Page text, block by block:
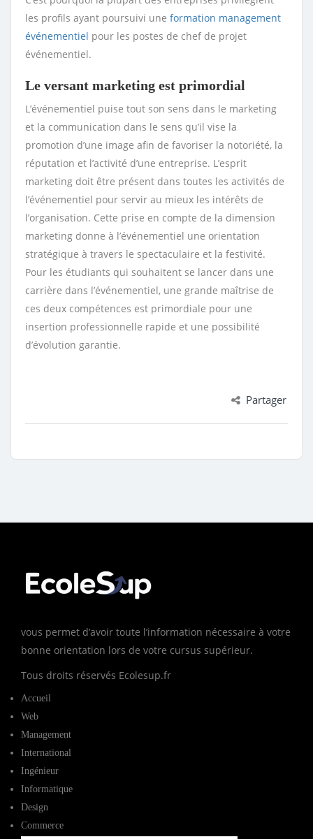
les profils ayant poursuivi une formation management
événementiel pour les postes de chef de projet
événementiel.
Le versant marketing est primordial
L’événementiel puise tout son sens dans le marketing
et la communication dans le sens qu’il vise la
promotion d’une image afin de favoriser la notoriété, la
réputation et l’activité d’une entreprise. L’esprit
marketing doit être présent dans toutes les activités de
l’événementiel pour servir au mieux les intérêts de
l’organisation. Cette prise en compte de la dimension
marketing donne à l’événementiel une orientation
stratégique à travers le spectaculaire et la festivité.
Pour les étudiants qui souhaitent se lancer dans une
carrière dans l’événementiel, une grande maîtrise de
ces deux compétences est primordiale pour une
insertion professionnelle rapide et une possibilité
d’évolution garantie.
Partager
vous permet d’avoir toute l’information nécessaire à votre
bonne orientation lors de votre cursus supérieur.
Tous droits réservés Ecolesup.fr
Accueil
Web
Management
International
Ingénieur
Informatique
Design
Commerce